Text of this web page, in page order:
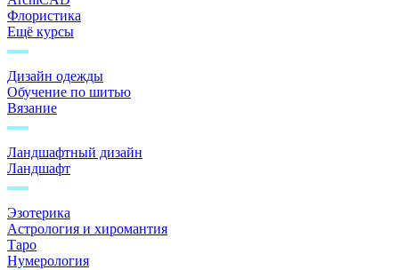
Флористика
Ещё курсы
Дизайн одежды
Обучение по шитью
Вязание
Ландшафтный дизайн
Ландшафт
Эзотерика
Астрология и хиромантия
Таро
Нумерология